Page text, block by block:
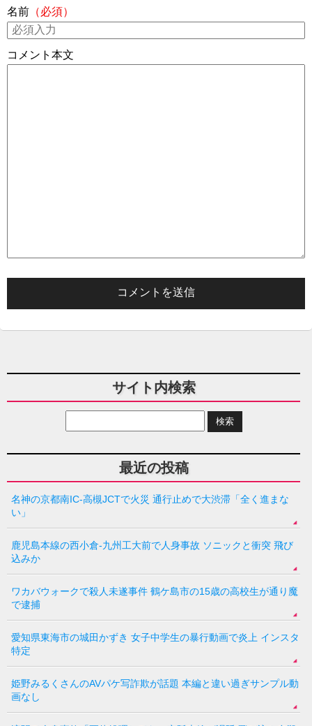
名前 （必須）
コメント本文
サイト内検索
最近の投稿
名神の京都南IC-高槻JCTで火災 通行止めで大渋滞「全く進まな
い」
鹿児島本線の西小倉-九州工大前で人身事故 ソニックと衝突 飛び
込みか
ワカバウォークで殺人未遂事件 鶴ケ島市の15歳の高校生が通り魔
で逮捕
愛知県東海市の城田かずき 女子中学生の暴行動画で炎上 インスタ
特定
姫野みるくさんのAVパケ写詐欺が話題 本編と違い過ぎサンプル動
画なし